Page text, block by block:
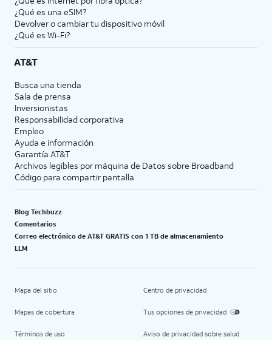
¿Qué es una eSIM?
Devolver o cambiar tu dispositivo móvil
¿Qué es Wi-Fi?
AT&T
Busca una tienda
Sala de prensa
Inversionistas
Responsabilidad corporativa
Empleo
Ayuda e información
Garantía AT&T
Archivos legibles por máquina de Datos sobre Broadband
Código para compartir pantalla
Blog Techbuzz
Comentarios
Correo electrónico de AT&T GRATIS con 1 TB de almacenamiento
LLM
Mapa del sitio
Mapas de cobertura
Términos de uso
Centro de privacidad
Tus opciones de privacidad
Aviso de privacidad sobre salud